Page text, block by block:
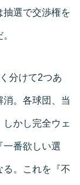
抽選で交渉権を
分けて2つあ
。各球団、当
かし完全ウェ
一番欲しい選
る。これを『不